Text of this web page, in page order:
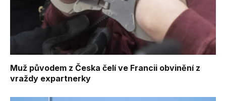
Muž původem z Česka čelí ve Francii obvinění z
vraždy expartnerky